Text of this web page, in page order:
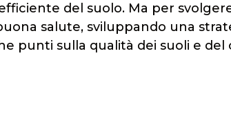
del suolo. Ma per
salute, sviluppando una
punti sulla qualità dei suoli e del